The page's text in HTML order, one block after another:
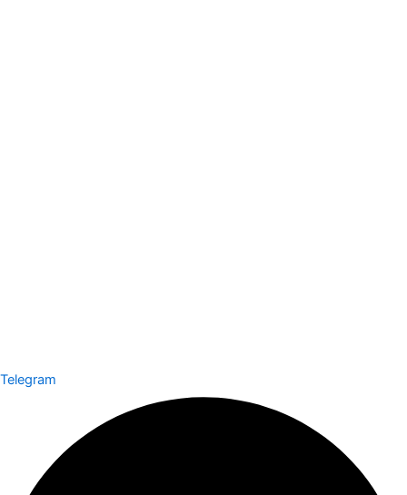
Telegram